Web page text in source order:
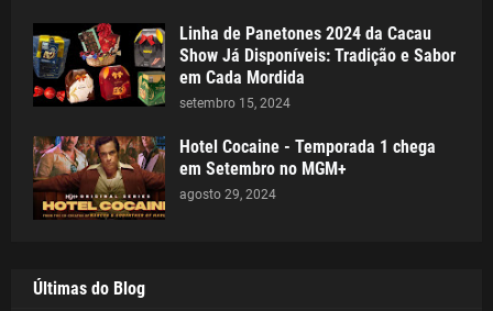
Linha de Panetones 2024 da Cacau
Show Já Disponíveis: Tradição e Sabor
em Cada Mordida
setembro 15, 2024
Hotel Cocaine - Temporada 1 chega
em Setembro no MGM+
agosto 29, 2024
Últimas do Blog